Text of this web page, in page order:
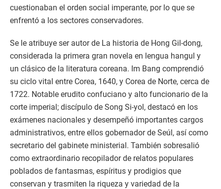
cuestionaban el orden social imperante, por lo que se
enfrentó a los sectores conservadores.
Se le atribuye ser autor de La historia de Hong Gil-dong,
considerada la primera gran novela en lengua hangul y
un clásico de la literatura coreana. Im Bang comprendió
su ciclo vital entre Corea, 1640, y Corea de Norte, cerca de
1722. Notable erudito confuciano y alto funcionario de la
corte imperial; discípulo de Song Si-yol, destacó en los
exámenes nacionales y desempeñó importantes cargos
administrativos, entre ellos gobernador de Seúl, así como
secretario del gabinete ministerial. También sobresalió
como extraordinario recopilador de relatos populares
poblados de fantasmas, espíritus y prodigios que
conservan y trasmiten la riqueza y variedad de la